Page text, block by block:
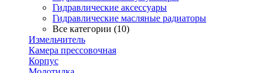
Гидравлические аксессуары
Гидравлические масляные радиаторы
Все категории (10)
Измельчитель
Камера прессовочная
Корпус